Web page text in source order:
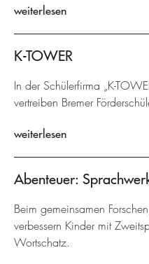
weiterlesen
K-TOWER
In der Schülerfirma „K-
vertreiben Bremer
weiterlesen
Abenteuer:
Beim gemeinsamen
verbessern Kinder mit
Wortschatz.